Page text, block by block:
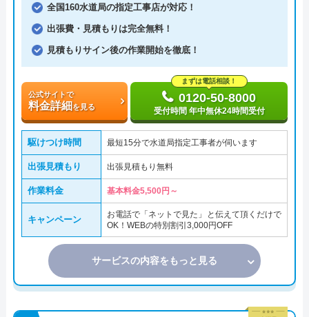
全国160水道局の指定工事店が対応！
出張費・見積もりは完全無料！
見積もりサイン後の作業開始を徹底！
公式サイトで
料金詳細を見る
まずは電話相談！
0120-50-8000
受付時間 年中無休24時間受付
駆けつけ時間 最短15分で水道局指定工事者が伺います
出張見積もり 出張見積もり無料
作業料金 基本料金5,500円～
キャンペーン
お電話で「ネットで見た」と伝えて頂くだけで
OK！WEBの特別割引3,000円OFF
サービスの内容をもっと見る